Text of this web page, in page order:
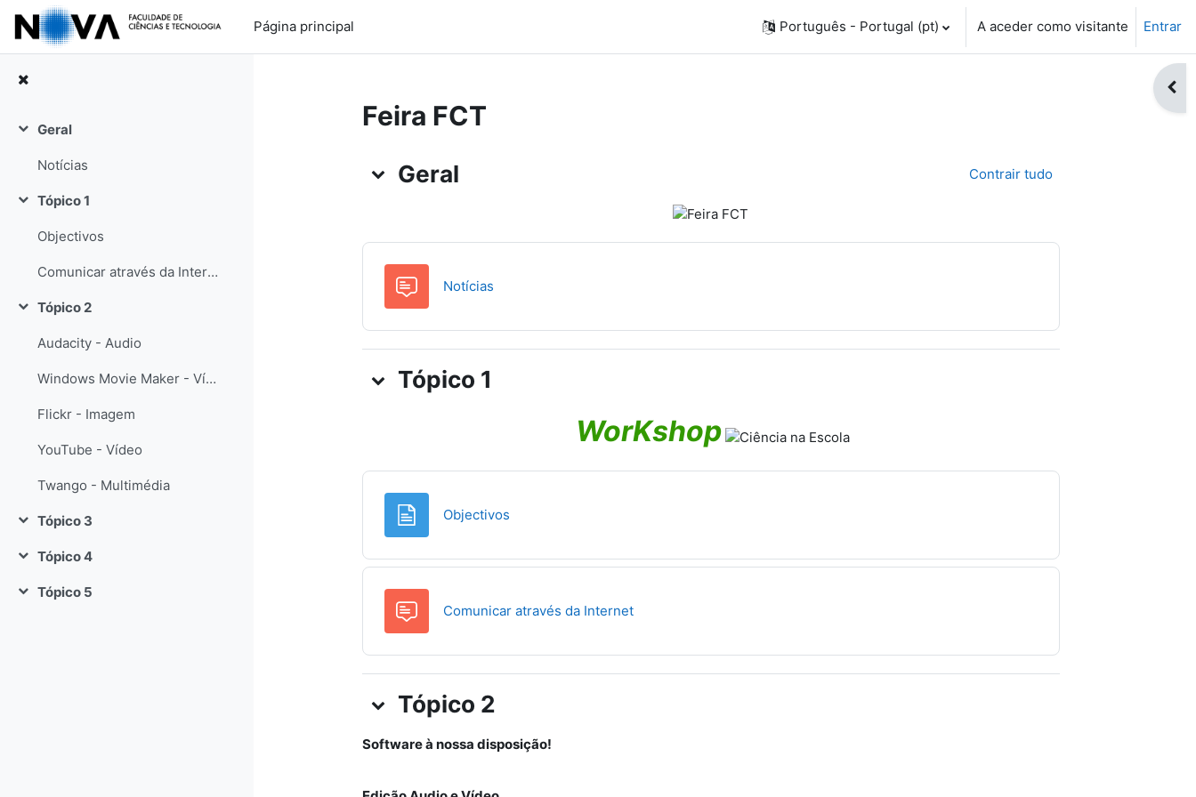
Ir para o conteúdo principal
Página principal
Português - Portugal ‎(pt)‎ A aceder como visitante Entrar
Contrair
Geral
Notícias
Contrair
Tópico 1
Objectivos
Comunicar através da Internet
Contrair
Tópico 2
Audacity - Audio
Windows Movie Maker - Vídeo
Flickr - Imagem
YouTube - Vídeo
Twango - Multimédia
Contrair
Tópico 3
Contrair
Tópico 4
Contrair
Tópico 5
Feira FCT
Lista de tópicos
Geral Contrair tudo
NotíciasFórum
Tópico 1
WorKshop
ObjectivosPágina
Comunicar através da InternetFórum
Tópico 2
Software à nossa disposição!